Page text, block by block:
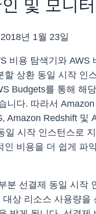
및 모니
2018년 1월 23일
비용 탐색기와 AWS
할 상환 동일 시작 인
Budgets를 통해 해
니다. 따라서
Amazon Redshift 및
일 시작 인스턴스로
인 비용을 더 쉽게 파
분 선결제 동일 시작
대상 리소스 사용량을